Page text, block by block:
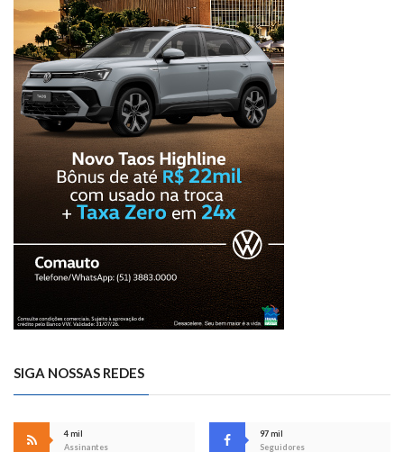
SIGA NOSSAS REDES
4 mil
Assinantes
97 mil
Seguidores